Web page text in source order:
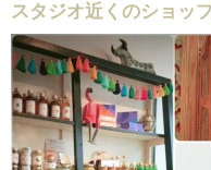
スタジオ近くのショッ